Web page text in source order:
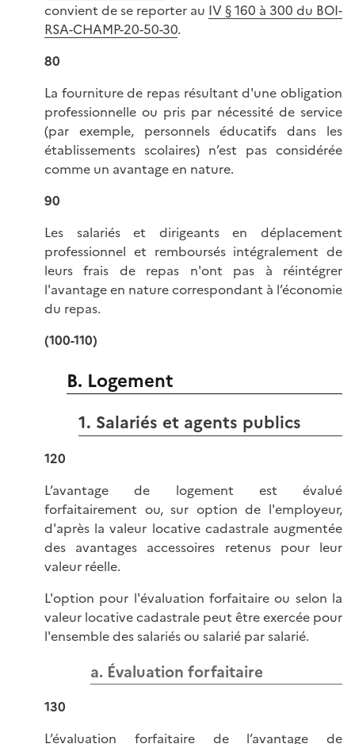
convient de se reporter au IV § 160 à 300 du BOI-
RSA-CHAMP-20-50-30.
80
La fourniture de repas résultant d'une obligation
professionnelle ou pris par nécessité de service
(par exemple, personnels éducatifs dans les
établissements scolaires) n’est pas considérée
comme un avantage en nature.
90
Les salariés et dirigeants en déplacement
professionnel et remboursés intégralement de
leurs frais de repas n'ont pas à réintégrer
l'avantage en nature correspondant à l’économie
du repas.
(100-110)
B. Logement
1. Salariés et agents publics
120
L’avantage de logement est évalué
forfaitairement ou, sur option de l'employeur,
d'après la valeur locative cadastrale augmentée
des avantages accessoires retenus pour leur
valeur réelle.
L'option pour l'évaluation forfaitaire ou selon la
valeur locative cadastrale peut être exercée pour
l'ensemble des salariés ou salarié par salarié.
a. Évaluation forfaitaire
130
L’évaluation forfaitaire de l’avantage de